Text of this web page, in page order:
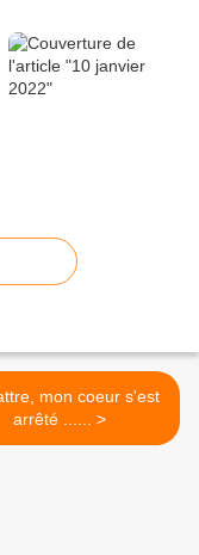
mon coeur s'est
arrêté ...... >